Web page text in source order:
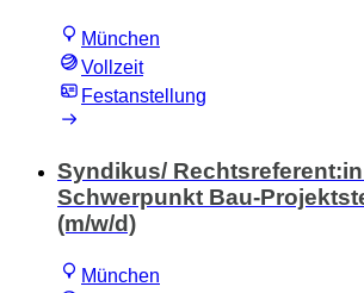
München
Vollzeit
Festanstellung
Syndikus/
Schwerpunkt Bau-
(m/w/d)
München